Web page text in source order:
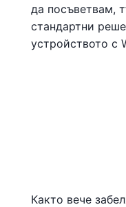
да посъветвам,
стандартни
устройството с
Както вече